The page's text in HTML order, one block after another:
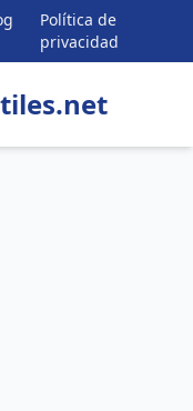
Política de
privacidad